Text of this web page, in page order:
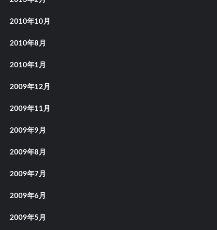
2010年10月
2010年8月
2010年1月
2009年12月
2009年11月
2009年9月
2009年8月
2009年7月
2009年6月
2009年5月